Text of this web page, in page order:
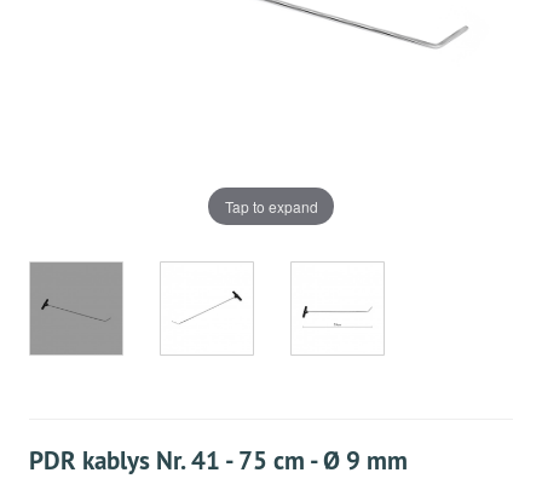
Tap to expand
PDR kablys Nr. 41 - 75 cm - Ø 9 mm